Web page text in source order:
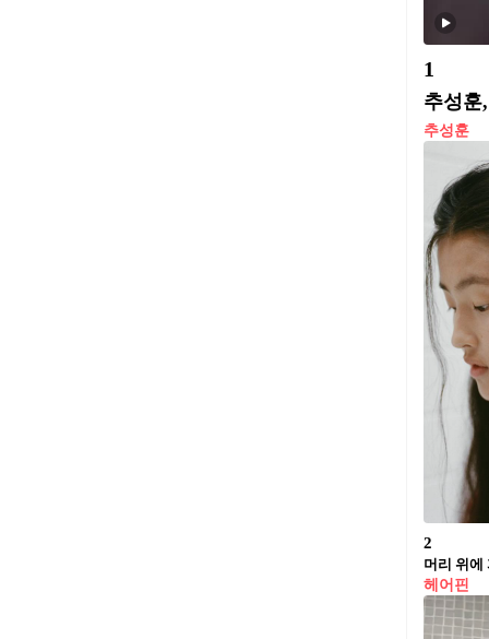
1
추성훈
추성훈
2
머리 위에
헤어핀